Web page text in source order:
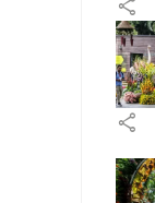
share
share